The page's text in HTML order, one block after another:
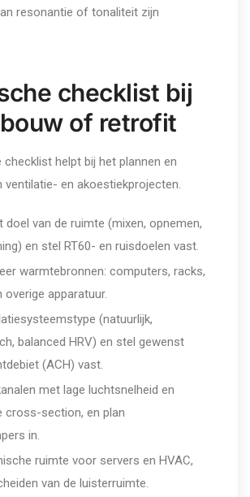
resonantie of tonaliteit zijn
checklist bij
of retrofit
checklist helpt bij het plannen en
ventilatie- en akoestiekprojecten.
doel van de ruimte (mixen, opnemen,
en stel RT60- en ruisdoelen vast.
warmtebronnen: computers, racks,
overige apparatuur.
(natuurlijk,
balanced HRV) en stel gewenst
(ACH) vast.
met lage luchtsnelheid en
cross-section, en plan
in.
ruimte voor servers en HVAC,
van de luisterruimte.